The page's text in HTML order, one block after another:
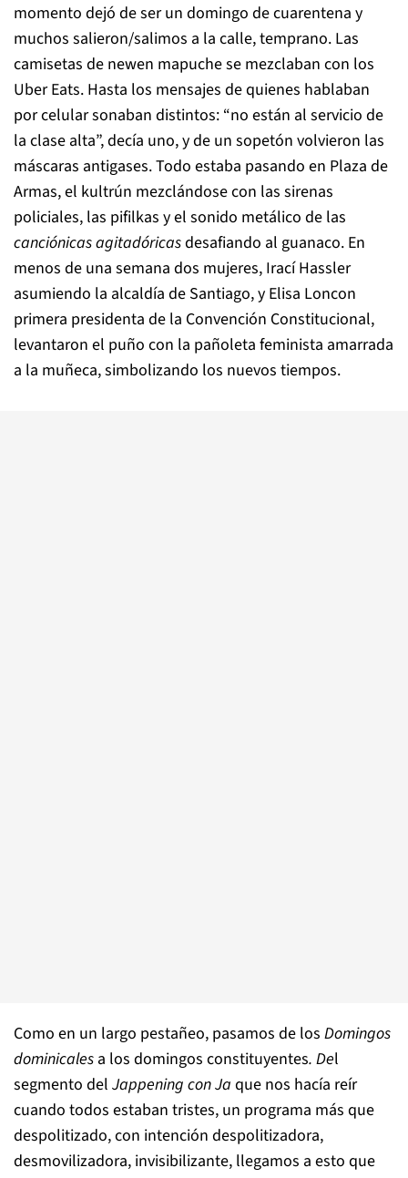
momento dejó de ser un domingo de cuarentena y
muchos salieron/salimos a la calle, temprano. Las
camisetas de newen mapuche se mezclaban con los
Uber Eats. Hasta los mensajes de quienes hablaban
por celular sonaban distintos: “no están al servicio de
la clase alta”, decía uno, y de un sopetón volvieron las
máscaras antigases. Todo estaba pasando en Plaza de
Armas, el kultrún mezclándose con las sirenas
policiales, las pifilkas y el sonido metálico de las
canciónicas agitadóricasdesafiando al guanaco. En
menos de una semana dos mujeres, Irací Hassler
asumiendo la alcaldía de Santiago, y Elisa Loncon
primera presidenta de la Convención Constitucional,
levantaron el puño con la pañoleta feminista amarrada
a la muñeca, simbolizando los nuevos tiempos.
Como en un largo pestañeo, pasamos de los Domingos
dominicales a los domingos constituyentes. Del
segmento del Jappening con Ja que nos hacía reír
cuando todos estaban tristes, un programa más que
despolitizado, con intención despolitizadora,
desmovilizadora, invisibilizante, llegamos a esto que